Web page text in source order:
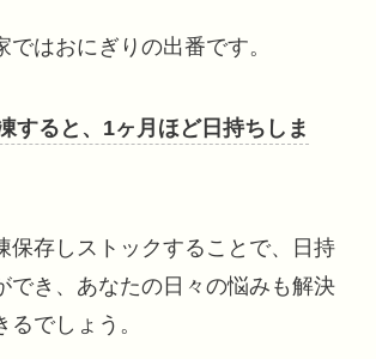
ではおにぎりの出番です。
すると、1ヶ月ほど日持ちしま
保存しストックすることで、日持
でき、あなたの日々の悩みも解決
でしょう。